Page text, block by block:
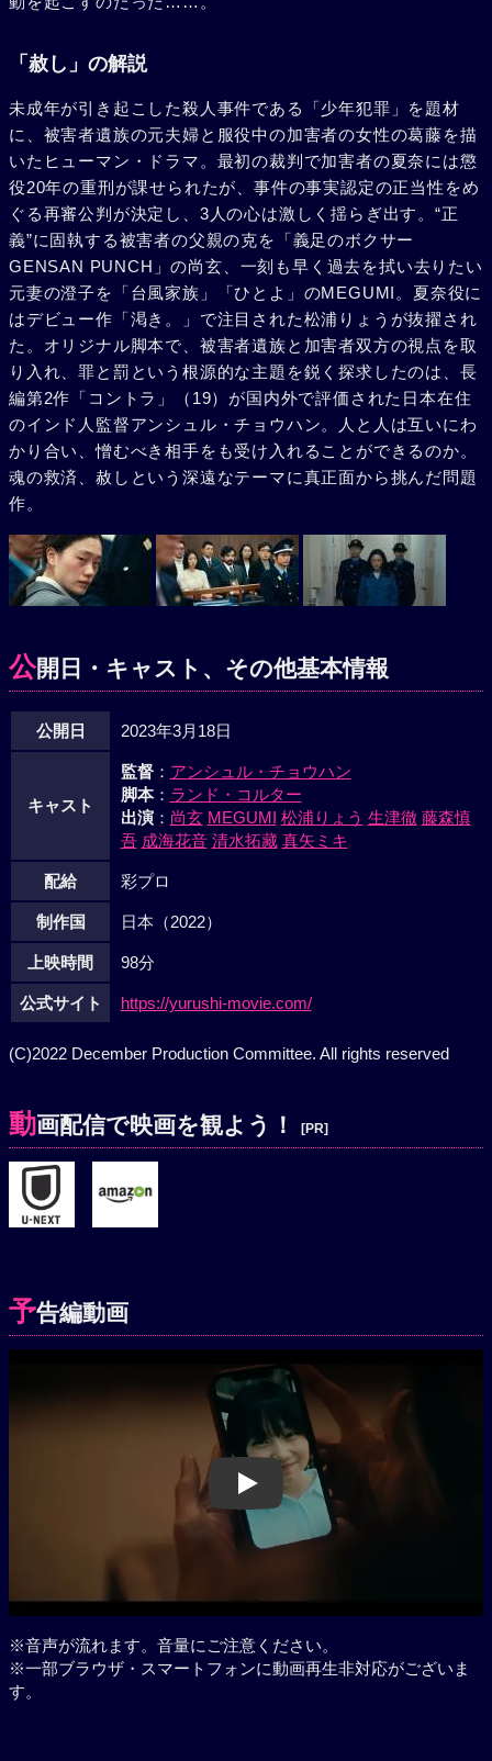
「赦し」の解説
未成年が引き起こした殺人事件である「少年犯罪」を題材
に、被害者遺族の元夫婦と服役中の加害者の女性の葛藤を描
いたヒューマン・ドラマ。最初の裁判で加害者の夏奈には懲
役20年の重刑が課せられたが、事件の事実認定の正当性をめ
ぐる再審公判が決定し、3人の心は激しく揺らぎ出す。“正
義”に固執する被害者の父親の克を「義足のボクサー
GENSAN PUNCH」の尚玄、一刻も早く過去を拭い去りたい
元妻の澄子を「台風家族」「ひとよ」のMEGUMI。夏奈役に
はデビュー作「渇き。」で注目された松浦りょうが抜擢され
た。オリジナル脚本で、被害者遺族と加害者双方の視点を取
り入れ、罪と罰という根源的な主題を鋭く探求したのは、長
編第2作「コントラ」（19）が国内外で評価された日本在住
のインド人監督アンシュル・チョウハン。人と人は互いにわ
かり合い、憎むべき相手をも受け入れることができるのか。
魂の救済、赦しという深遠なテーマに真正面から挑んだ問題
作。
公開日・キャスト、その他基本情報
公開日 2023年3月18日
キャスト
監督： アンシュル・チョウハン
脚本： ランド・コルター
出演： 尚玄 MEGUMI 松浦りょう 生津徹 藤森慎
吾 成海花音 清水拓藏 真矢ミキ
配給 彩プロ
制作国 日本（2022）
上映時間 98分
公式サイト https://yurushi-movie.com/
(C)2022 December Production Committee. All rights reserved
動画配信で映画を観よう！ [PR]
予告編動画
Play
※音声が流れます。音量にご注意ください。
※一部ブラウザ・スマートフォンに動画再生非対応がございま
す。